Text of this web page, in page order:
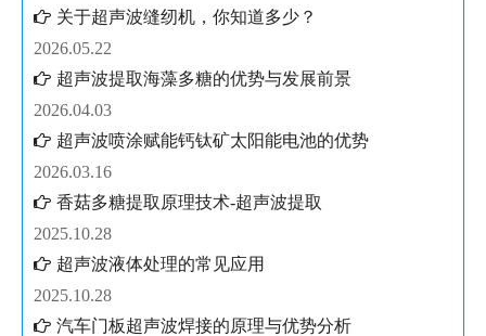
关于超声波缝纫机，你知道多少？
2026.05.22
超声波提取海藻多糖的优势与发展前景
2026.04.03
超声波喷涂赋能钙钛矿太阳能电池的优势
2026.03.16
香菇多糖提取原理技术-超声波提取
2025.10.28
超声波液体处理的常见应用
2025.10.28
汽车门板超声波焊接的原理与优势分析